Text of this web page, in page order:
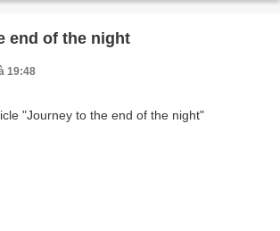
end of the night
19:48